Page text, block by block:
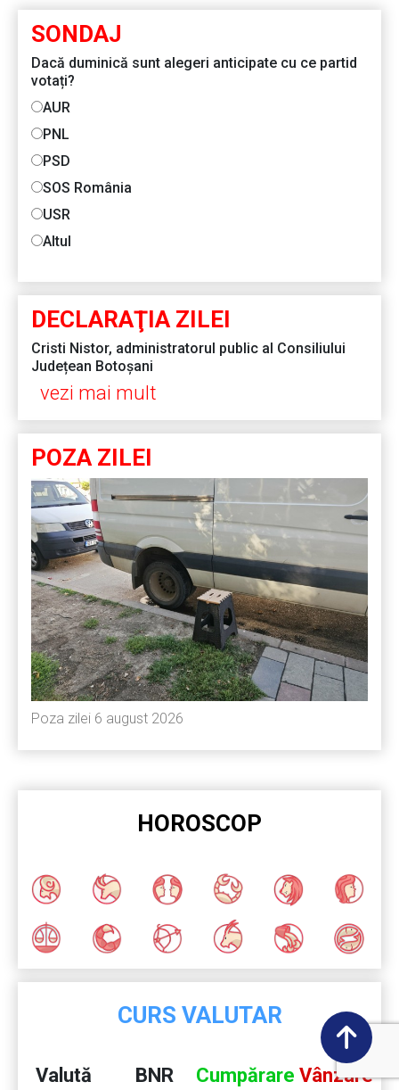
SONDAJ
Dacă duminică sunt alegeri anticipate cu ce partid
votați?
AUR
PNL
PSD
SOS România
USR
Altul
DECLARAŢIA ZILEI
Cristi Nistor, administratorul public al Consiliului
Județean Botoșani
vezi mai mult
POZA ZILEI
Poza zilei 6 august 2026
HOROSCOP
CURS VALUTAR
Valută BNR Cumpărare Vânzare